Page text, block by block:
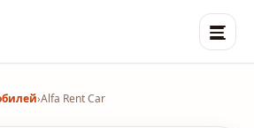
›Alfa Rent Car